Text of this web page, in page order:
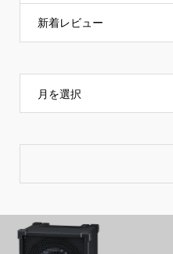
新着レビュー
月を選択